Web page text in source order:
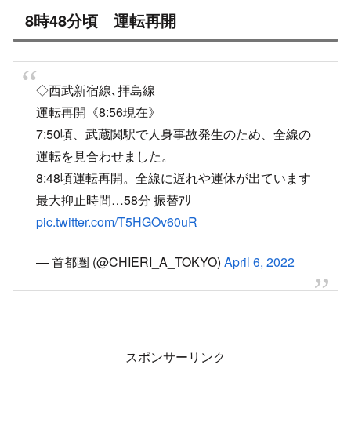
8時48分頃 運転再開
◇西武新宿線､拝島線
運転再開《8:56現在》
7:50頃、武蔵関駅で人身事故発生のため、全線の
運転を見合わせました。
8:48頃運転再開。全線に遅れや運休が出ています
最大抑止時間…58分 振替ｱﾘ
pic.twitter.com/T5HGOv60uR
— 首都圏 (@CHIERI_A_TOKYO) April 6, 2022
スポンサーリンク